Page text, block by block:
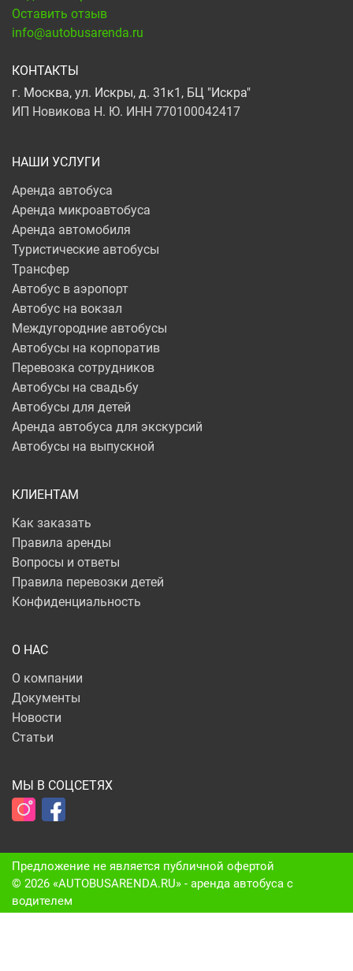
Оставить отзыв
info@autobusarenda.ru
КОНТАКТЫ
г. Москва, ул. Искры, д. 31к1, БЦ "Искра"
ИП Новикова Н. Ю. ИНН 770100042417
НАШИ УСЛУГИ
Аренда автобуса
Аренда микроавтобуса
Аренда автомобиля
Туристические автобусы
Трансфер
Автобус в аэропорт
Автобус на вокзал
Междугородние автобусы
Автобусы на корпоратив
Перевозка сотрудников
Автобусы на свадьбу
Автобусы для детей
Аренда автобуса для экскурсий
Автобусы на выпускной
КЛИЕНТАМ
Как заказать
Правила аренды
Вопросы и ответы
Правила перевозки детей
Конфиденциальность
О НАС
О компании
Документы
Новости
Статьи
МЫ В СОЦСЕТЯХ
Предложение не является публичной офертой
© 2026 «AUTOBUSARENDA.RU» - аренда автобуса c
водителем